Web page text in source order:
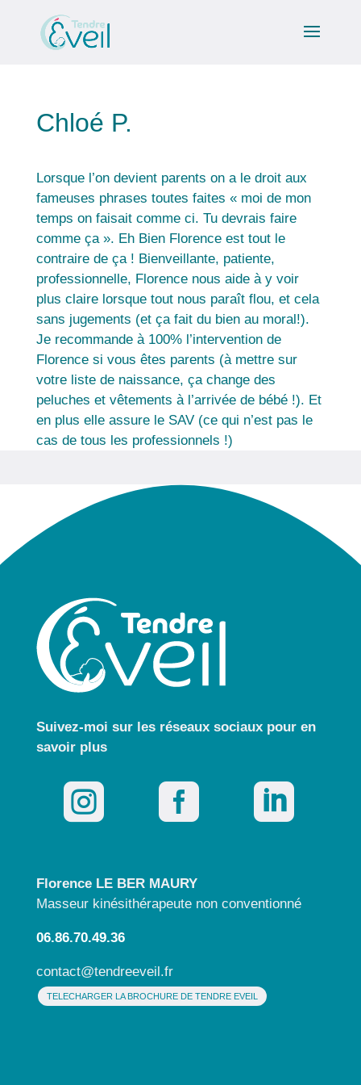
Chloé P.
Lorsque l’on devient parents on a le droit aux
fameuses phrases toutes faites « moi de mon
temps on faisait comme ci. Tu devrais faire
comme ça ». Eh Bien Florence est tout le
contraire de ça ! Bienveillante, patiente,
professionnelle, Florence nous aide à y voir
plus claire lorsque tout nous paraît flou, et cela
sans jugements (et ça fait du bien au moral!).
Je recommande à 100% l’intervention de
Florence si vous êtes parents (à mettre sur
votre liste de naissance, ça change des
peluches et vêtements à l’arrivée de bébé !). Et
en plus elle assure le SAV (ce qui n’est pas le
cas de tous les professionnels !)
Suivez-moi sur les réseaux sociaux pouren
savoir plus
  
Florence LE BER MAURY
Masseur kinésithérapeute non conventionné
06.86.70.49.36
contact@tendreeveil.fr
TELECHARGER LA BROCHURE DE TENDRE EVEIL